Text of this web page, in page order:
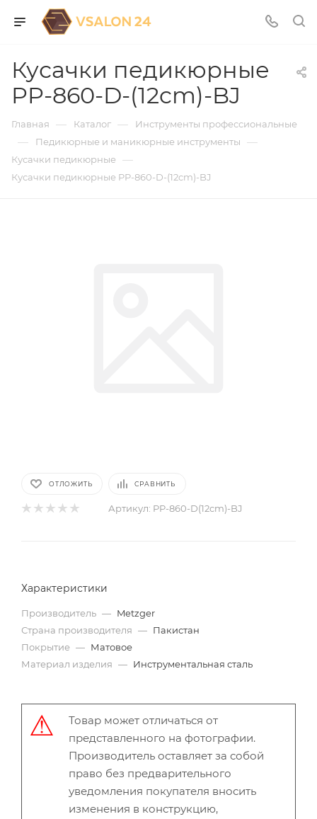
Кусачки педикюрные
PP-860-D-(12cm)-BJ
Главная — Каталог — Инструменты профессиональные
— Педикюрные и маникюрные инструменты —
Кусачки педикюрные —
Кусачки педикюрные PP-860-D-(12cm)-BJ
ОТЛОЖИТЬ СРАВНИТЬ
Артикул: PP-860-D(12cm)-BJ
Характеристики
Производитель — Metzger
Страна производителя — Пакистан
Покрытие — Матовое
Материал изделия — Инструментальная сталь
Товар может отличаться от
представленного на фотографии.
Производитель оставляет за собой
право без предварительного
уведомления покупателя вносить
изменения в конструкцию,